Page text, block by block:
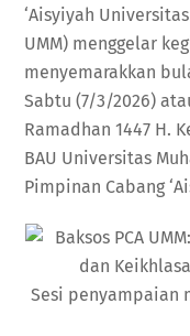
‘Aisyiyah
UMM) menggelar
menyemarakkan
Sabtu (7/3/2026)
Ramadhan 1447 H.
BAU Universitas
Pimpinan Cabang
Sesi penyampaian